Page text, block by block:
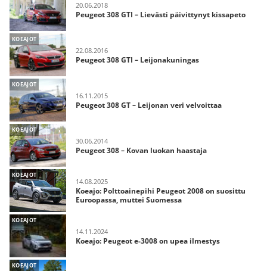
20.06.2018
Peugeot 308 GTI – Lievästi päivittynyt kissapeto
KOEAJOT
22.08.2016
Peugeot 308 GTI – Leijonakuningas
KOEAJOT
16.11.2015
Peugeot 308 GT – Leijonan veri velvoittaa
KOEAJOT
30.06.2014
Peugeot 308 – Kovan luokan haastaja
KOEAJOT
14.08.2025
Koeajo: Polttoainepihi Peugeot 2008 on suosittu
Euroopassa, muttei Suomessa
KOEAJOT
14.11.2024
Koeajo: Peugeot e-3008 on upea ilmestys
KOEAJOT